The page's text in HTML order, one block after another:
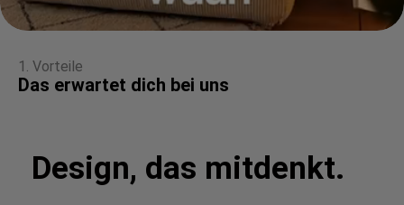
1. Vorteile
Das erwartet dich bei uns
Design, das mitdenkt.